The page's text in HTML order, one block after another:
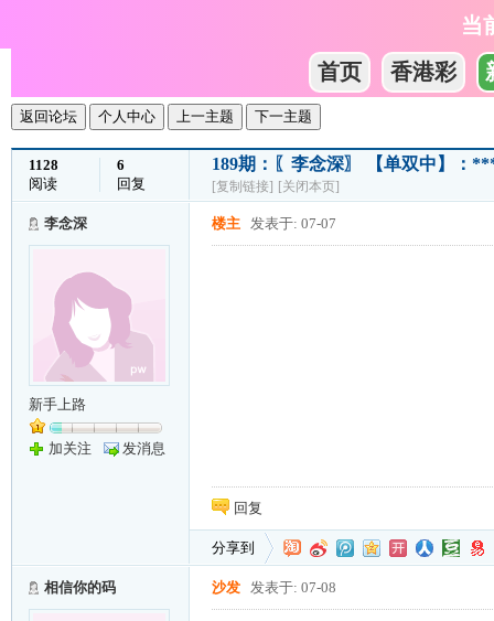
当
首页
香港彩
返回论坛 个人中心 上一主题 下一主题
1128
阅读
6
回复
189期：〖李念深〗 【单双中】：
[复制链接] [关闭本页]
李念深
新手上路
加关注 发消息
楼主 发表于: 07-07
回复
分享到
相信你的码 沙发 发表于: 07-08